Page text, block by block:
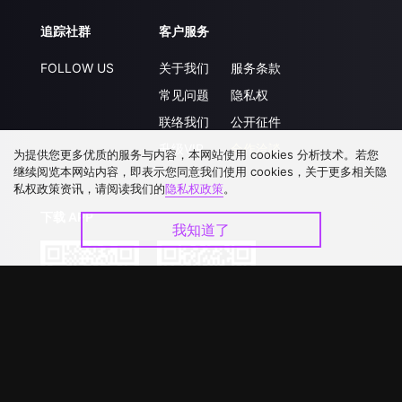
追踪社群
FOLLOW US
客户服务
关于我们
常见问题
联络我们
升级VIP
服务条款
隐私权
公开征件
合作洽談
下载 APP
为提供您更多优质的服务与内容，本网站使用 cookies 分析技术。若您
继续阅览本网站内容，即表示您同意我们使用 cookies，关于更多相关隐
私权政策资讯，请阅读我们的隐私权政策。
我知道了